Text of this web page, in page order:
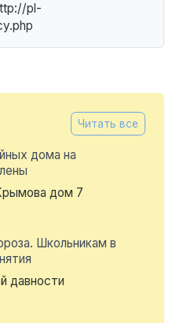
pl-
Читать все
дома на
дом 7
Школьникам в
давности